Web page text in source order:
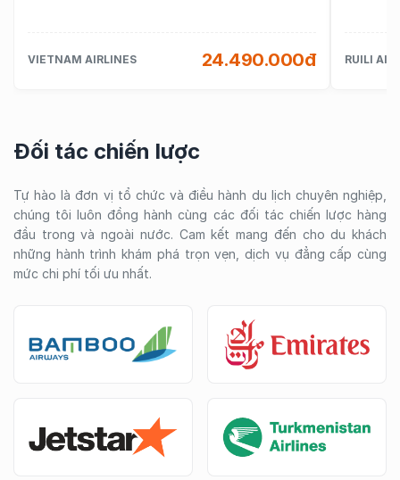
VIETNAM AIRLINES 24.490.000đ RUILI
Đối tác chiến lược
Tự hào là đơn vị tổ chức và điều hành du lịch chuyên nghiệp,
chúng tôi luôn đồng hành cùng các đối tác chiến lược hàng
đầu trong và ngoài nước. Cam kết mang đến cho du khách
những hành trình khám phá trọn vẹn, dịch vụ đẳng cấp cùng
mức chi phí tối ưu nhất.